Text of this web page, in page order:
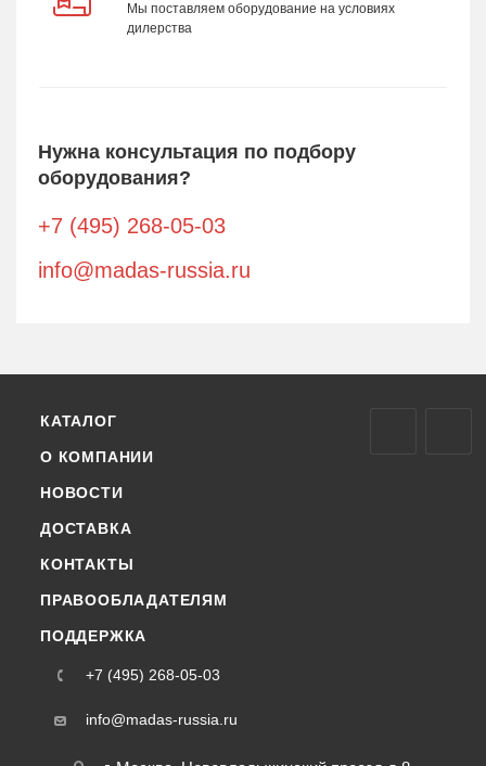
Мы поставляем оборудование на условиях
дилерства
Нужна консультация по подбору
оборудования?
+7 (495) 268-05-03
info@madas-russia.ru
КАТАЛОГ
О КОМПАНИИ
НОВОСТИ
ДОСТАВКА
КОНТАКТЫ
ПРАВООБЛАДАТЕЛЯМ
ПОДДЕРЖКА
+7 (495) 268-05-03
info@madas-russia.ru